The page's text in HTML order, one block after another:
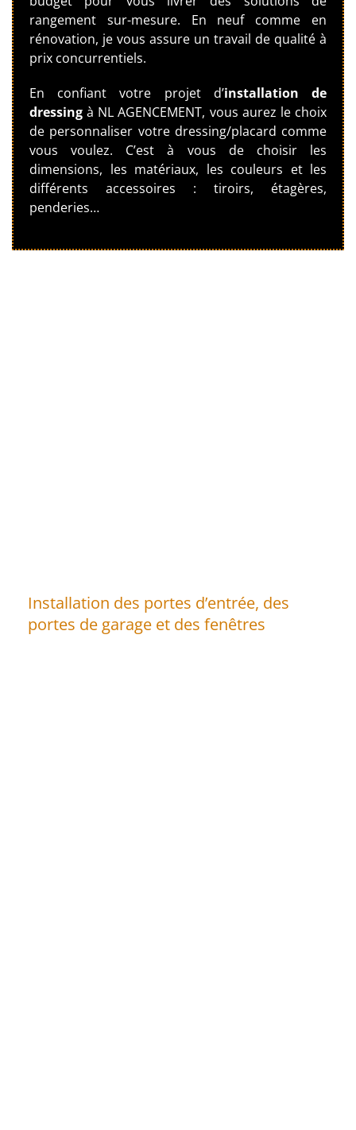
rangement sur-mesure. En neuf comme en
rénovation, je vous assure un travail de qualité à
prix concurrentiels.
En confiant votre projet d’installation de
dressing à NL AGENCEMENT, vous aurez le choix
de personnaliser votre dressing/placard comme
vous voulez. C’est à vous de choisir les
dimensions, les matériaux, les couleurs et les
différents accessoires : tiroirs, étagères,
penderies…
Installation des portes d’entrée, des
portes de garage et des fenêtres